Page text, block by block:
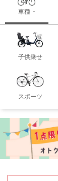
車種
子供乗せ
スポーツ